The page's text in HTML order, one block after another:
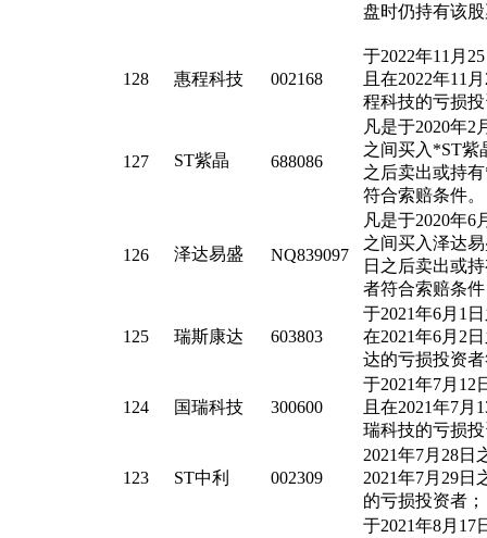
盘时仍持有该
128 惠程科技 002168
于2022年11月
且在2022年11
程科技的亏损
127 ST紫晶 688086
凡是于2020年2
之间买入*ST紫
之后卖出或持
符合索赔条件。
126 泽达易盛 NQ839097
凡是于2020年6
之间买入泽达
日之后卖出或
者符合索赔条件
125 瑞斯康达 603803
于2021年6月1
在2021年6月2
达的亏损投资
124 国瑞科技 300600
于2021年7月12
且在2021年7月
瑞科技的亏损
123 ST中利 002309
2021年7月28日
2021年7月29日
的亏损投资者；
于2021年8月17